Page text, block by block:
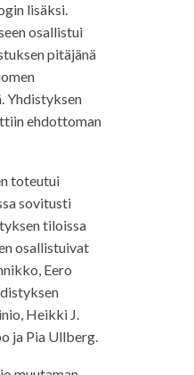
lisäksi.
osallistui
pitäjänä
Yhdistyksen
ehdottoman
toteutui
sovitusti
tiloissa
osallistuivat
Eero
Heikki J.
ja Pia Ullberg.